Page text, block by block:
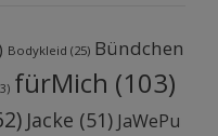
Bodykleid (25) Bündchen
fürMich (103)
Jacke (51) JaWePu